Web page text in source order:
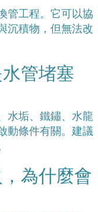
管工程。它可以協
沉積物，但無法改
管堵塞
水垢、鐵鏽、水龍
動條件有關。建議
為什麼會